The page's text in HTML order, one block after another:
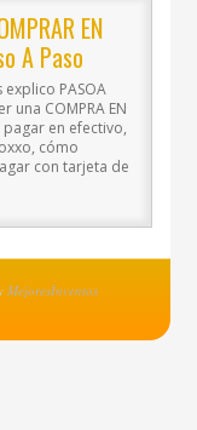
EN
A Paso
explico PASOA
una COMPRA EN
en efectivo,
cómo
con tarjeta de
MejoresInventos